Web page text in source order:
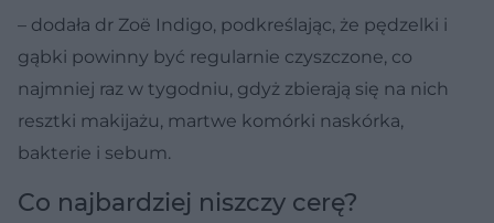
– dodała dr Zoë Indigo, podkreślając, że pędzelki i
gąbki powinny być regularnie czyszczone, co
najmniej raz w tygodniu, gdyż zbierają się na nich
resztki makijażu, martwe komórki naskórka,
bakterie i sebum.
Co najbardziej niszczy cerę?